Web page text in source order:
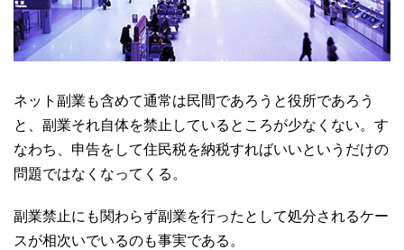
ネット副業も含めて通常は民間であろうと役所であろう
と、副業それ自体を禁止しているところが少なくない。す
なわち、申告をして住民税を納税すればいいというだけの
問題ではなくなってくる。
副業禁止にも関わらず副業を行ったとして処分されるケー
スが相次いでいるのも事実である。